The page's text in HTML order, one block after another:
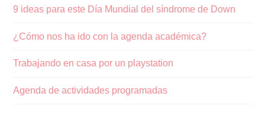
9 ideas para este Día Mundial del síndrome de Down
¿Cómo nos ha ido con la agenda académica?
Trabajando en casa por un playstation
Agenda de actividades programadas